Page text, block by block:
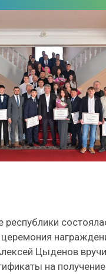
республики
Цыденов
на получение